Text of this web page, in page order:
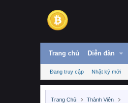
Trang chủ Diễn đàn
Đang truy cập Nhật ký mới
Trang Chủ Thành Viên